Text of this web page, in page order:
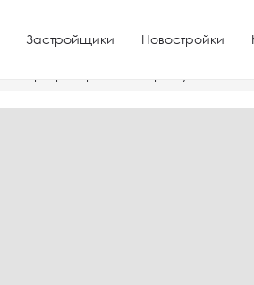
Застройщики Новостройки